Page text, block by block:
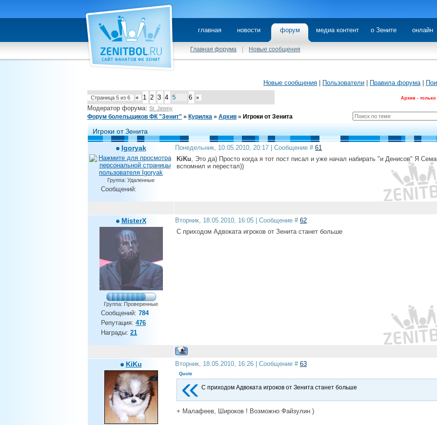
главная новости форум медиа контент о Зените онлайн
Главная форума Новые сообщения
Новые сообщения Пользователи Правила форума|
Страница 5 из 6 « 1 2 3 4 5 6 » Архив - только
Модератор форума: St_Jimmy
Форум болельщиков ФК "Зенит" » Курилка » Архив » Игроки от Зенита
Игроки от Зенита
Igoryak
Группа: Удаленные
Сообщений:
Понедельник, 10.05.2010, 20:17 | Сообщение # 61
KiKu, Это да) Просто когда я тот пост писал и уже начал набирать "и Денисов" Я
вспомнил и перестал))
MisterX
Группа: Проверенные
Сообщений: 784
Репутация: 476
Награды: 21
Вторник, 18.05.2010, 16:05 | Сообщение # 62
С приходом Адвоката игроков от Зенита станет больше
KiKu Вторник, 18.05.2010, 16:26 | Сообщение # 63
Quote
С приходом Адвоката игроков от Зенита станет больше
+ Малафеев, Широков ! Возможно Файзулин )